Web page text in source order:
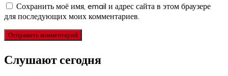
Сохранить моё имя, email и адрес сайта в этом браузере
для последующих моих комментариев.
Слушают сегодня